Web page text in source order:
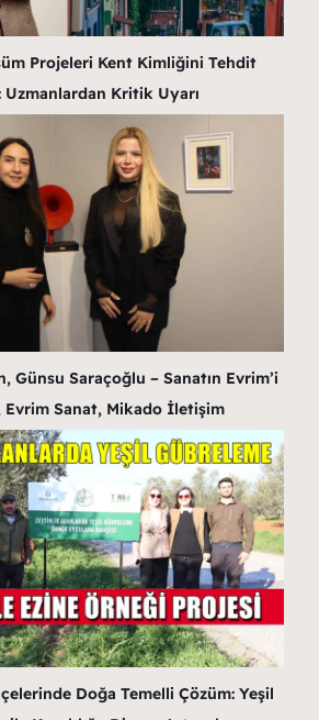
Projeleri Kent Kimliğini Tehdit
Uzmanlardan Kritik Uyarı
Günsu Saraçoğlu – Sanatın Evrim’i
Evrim Sanat, Mikado İletişim
Doğa Temelli Çözüm: Yeşil